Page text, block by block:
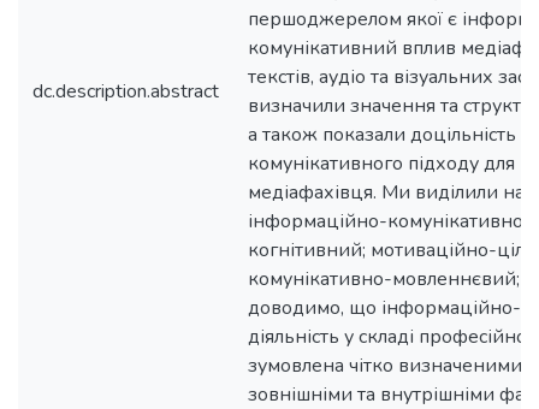
dc.description.abstract
першоджерелом якої є
комунікативний вплив
текстів, аудіо та візуальних
визначили значення та
а також показали доцільність
комунікативного підходу для
медіафахівця. Ми виділили
інформаційно-комунікативної
когнітивний; мотиваційно-
комунікативно-мовленнєвий;
доводимо, що інформаційно-
діяльність у складі професійної
зумовлена чітко визначеними
зовнішніми та внутрішніми